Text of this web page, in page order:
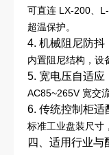
可直连 LX-200、
超温保护。
4. 机械阻尼防抖
内置阻尼结构，设
5. 宽电压自适应
AC85~265V 宽交
6. 传统控制柜适
标准工业盘装尺寸
四、适用行业与